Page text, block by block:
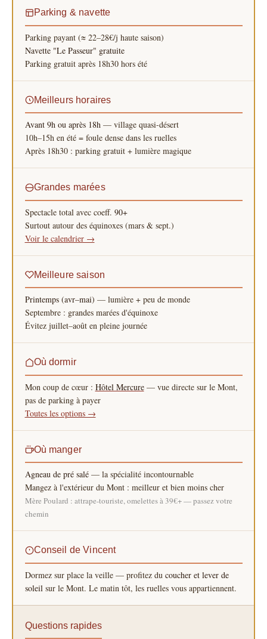
Parking & navette
Parking payant (≈ 22–28€/j haute saison)
Navette "Le Passeur" gratuite
Parking gratuit après 18h30 hors été
Meilleurs horaires
Avant 9h ou après 18h— village quasi-désert
10h–15h en été = foule dense dans les ruelles
Après 18h30 : parking gratuit + lumière magique
Grandes marées
Spectacle total avec coeff. 90+
Surtout autour des équinoxes (mars & sept.)
Voir le calendrier →
Meilleure saison
Printemps (avr–mai) — lumière + peu de monde
Septembre : grandes marées d'équinoxe
Évitez juillet–août en pleine journée
Où dormir
Mon coup de cœur : Hôtel Mercure— vue directe sur le Mont,
pas de parking à payer
Toutes les options →
Où manger
Agneau de pré salé— la spécialité incontournable
Mangez à l'extérieur du Mont : meilleur et bien moins cher
Mère Poulard : attrape-touriste, omelettes à 39€+ — passez votre
chemin
Conseil de Vincent
Dormez sur place la veille — profitez du coucher et lever de
soleil sur le Mont. Le matin tôt, les ruelles vous appartiennent.
Questions rapides